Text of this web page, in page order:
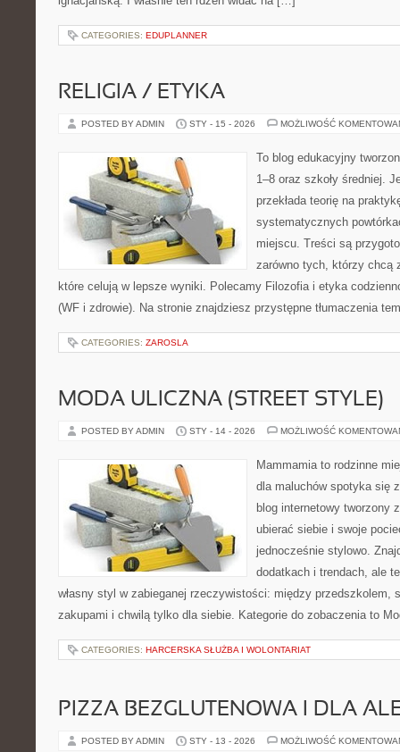
CATEGORIES: EDUPLANNER
RELIGIA / ETYKA
POSTED BY ADMIN STY - 15 - 2026 MOŻLIWOŚĆ
To blog edukacyjny
1–8 oraz szkoły średniej.
przekłada teorię na
systematycznych
miejscu. Treści są
zarówno tych, którzy chcą
które celują w lepsze wyniki. Polecamy Filozofia i etyka
(WF i zdrowie). Na stronie znajdziesz przystępne tłumaczenia
CATEGORIES: ZAROSLA
MODA ULICZNA (STREET STYLE)
POSTED BY ADMIN STY - 14 - 2026 MOŻLIWOŚĆ
Mammamia to rodzinne
dla maluchów spotyka się
blog internetowy tworzony
ubierać siebie i swoje
jednocześnie stylowo.
dodatkach i trendach, ale
własny styl w zabieganej rzeczywistości: między przedszkolem,
zakupami i chwilą tylko dla siebie. Kategorie do zobaczenia to
CATEGORIES: HARCERSKA SŁUŻBA I WOLONTARIAT
PIZZA BEZGLUTENOWA I DLA
POSTED BY ADMIN STY - 13 - 2026 MOŻLIWOŚĆ